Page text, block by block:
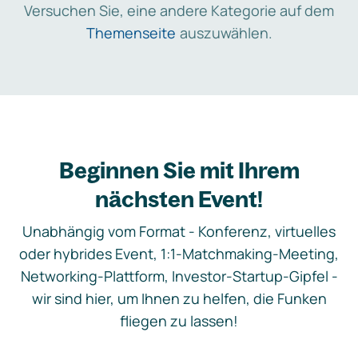
Versuchen Sie, eine andere Kategorie auf dem
Themenseite auszuwählen.
Beginnen Sie mit Ihrem
nächsten Event!
Unabhängig vom Format - Konferenz, virtuelles
oder hybrides Event, 1:1-Matchmaking-Meeting,
Networking-Plattform, Investor-Startup-Gipfel -
wir sind hier, um Ihnen zu helfen, die Funken
fliegen zu lassen!